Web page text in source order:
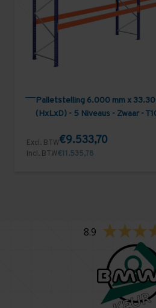
Palletstelling 6.000 mm x
(HxLxD) - 5 Niveaus - Zwaar -
Excl. BTW€9.533,70
Incl. BTW€11.535,78
8.9